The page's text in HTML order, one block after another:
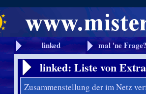
linked
mal 'ne
linked: Liste von
Zusammenstellung der im Netz